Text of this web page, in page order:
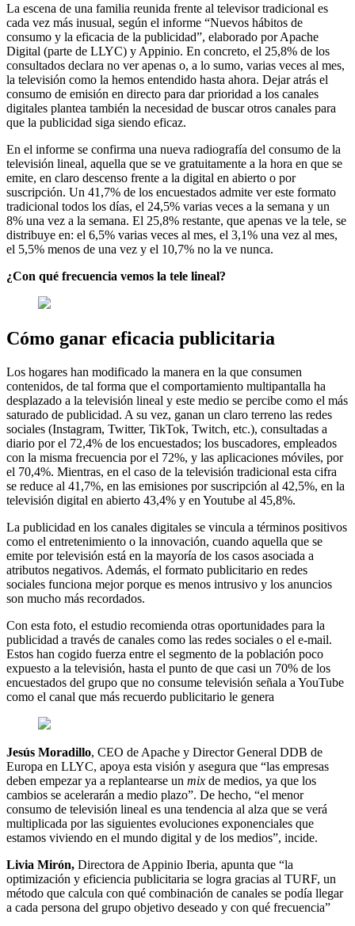
La escena de una familia reunida frente al televisor tradicional es
cada vez más inusual, según el informe “Nuevos hábitos de
consumo y la eficacia de la publicidad”, elaborado por Apache
Digital (parte de LLYC) y Appinio. En concreto, el 25,8% de los
consultados declara no ver apenas o, a lo sumo, varias veces al mes,
la televisión como la hemos entendido hasta ahora. Dejar atrás el
consumo de emisión en directo para dar prioridad a los canales
digitales plantea también la necesidad de buscar otros canales para
que la publicidad siga siendo eficaz.
En el informe se confirma una nueva radiografía del consumo de la
televisión lineal, aquella que se ve gratuitamente a la hora en que se
emite, en claro descenso frente a la digital en abierto o por
suscripción. Un 41,7% de los encuestados admite ver este formato
tradicional todos los días, el 24,5% varias veces a la semana y un
8% una vez a la semana. El 25,8% restante, que apenas ve la tele, se
distribuye en: el 6,5% varias veces al mes, el 3,1% una vez al mes,
el 5,5% menos de una vez y el 10,7% no la ve nunca.
¿Con qué frecuencia vemos la tele lineal?
Cómo ganar eficacia publicitaria
Los hogares han modificado la manera en la que consumen
contenidos, de tal forma que el comportamiento multipantalla ha
desplazado a la televisión lineal y este medio se percibe como el más
saturado de publicidad. A su vez, ganan un claro terreno las redes
sociales (Instagram, Twitter, TikTok, Twitch, etc.), consultadas a
diario por el 72,4% de los encuestados; los buscadores, empleados
con la misma frecuencia por el 72%, y las aplicaciones móviles, por
el 70,4%. Mientras, en el caso de la televisión tradicional esta cifra
se reduce al 41,7%, en las emisiones por suscripción al 42,5%, en la
televisión digital en abierto 43,4% y en Youtube al 45,8%.
La publicidad en los canales digitales se vincula a términos positivos
como el entretenimiento o la innovación, cuando aquella que se
emite por televisión está en la mayoría de los casos asociada a
atributos negativos. Además, el formato publicitario en redes
sociales funciona mejor porque es menos intrusivo y los anuncios
son mucho más recordados.
Con esta foto, el estudio recomienda otras oportunidades para la
publicidad a través de canales como las redes sociales o el e-mail.
Estos han cogido fuerza entre el segmento de la población poco
expuesto a la televisión, hasta el punto de que casi un 70% de los
encuestados del grupo que no consume televisión señala a YouTube
como el canal que más recuerdo publicitario le genera
Jesús Moradillo, CEO de Apache y Director General DDB de
Europa en LLYC, apoya esta visión y asegura que “las empresas
deben empezar ya a replantearse un mix de medios, ya que los
cambios se acelerarán a medio plazo”. De hecho, “el menor
consumo de televisión lineal es una tendencia al alza que se verá
multiplicada por las siguientes evoluciones exponenciales que
estamos viviendo en el mundo digital y de los medios”, incide.
Livia Mirón, Directora de Appinio Iberia, apunta que “la
optimización y eficiencia publicitaria se logra gracias al TURF, un
método que calcula con qué combinación de canales se podía llegar
a cada persona del grupo objetivo deseado y con qué frecuencia”